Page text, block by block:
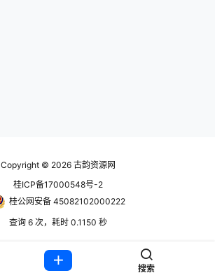
Copyright © 2026 古韵资源网
桂ICP备17000548号-2
桂公网安备 45082102000222
查询 6 次，耗时 0.1150 秒
搜索